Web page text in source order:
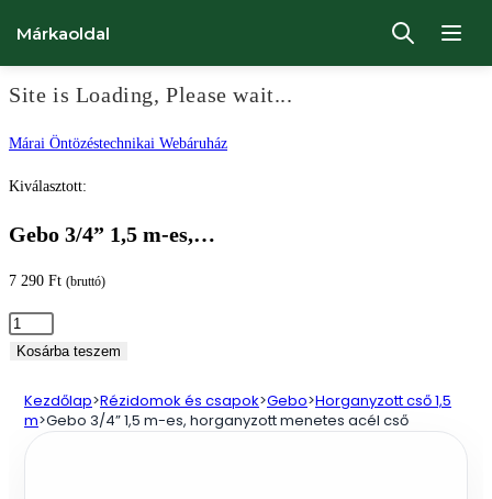
Site is Loading, Please wait...
Ugrás
Márai Öntözéstechnikai Webáruház
Márkaoldal
Kiválasztott:
Gebo 3/4” 1,5 m-es,…
7 290 Ft (bruttó)
Gebo
3/4”
m-
Kosárba teszem
Kezdőlap>Rézidomok és csapok>Gebo>Horganyzott cső 1,5
m>Gebo 3/4” 1,5 m-es, horganyzott menetes acél cső